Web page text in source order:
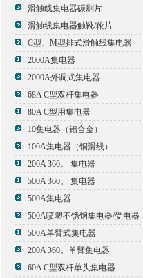
滑触线集电器碳刷片
滑触线集电器触靴/靴片
C型、M型排式滑触线集电器
2000A集电器
2000A外调式集电器
68A C型双杆集电器
80A C型用集电器
10集电器（铝合金）
100A集电器（铜滑线）
200A 360。 集电器
500A 360。 集电器
500A集电器
500A喷塑不锈钢集电器/受电器
500A单臂式集电器
200A 360。单臂集电器
60A C型双杆单头集电器